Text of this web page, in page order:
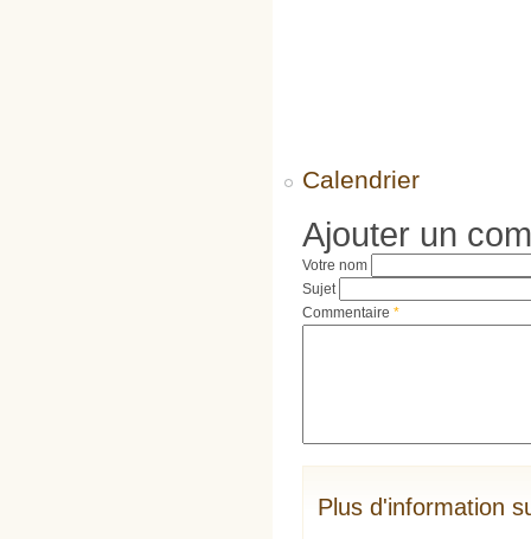
Calendrier
Ajouter un
Votre nom
Sujet
Commentaire *
Plus d'information